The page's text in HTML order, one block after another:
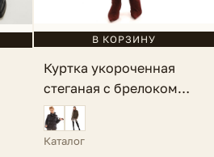
В КОРЗИНУ
Куртка укороченная
стеганая с брелоком
бордовая Paola
Каталог